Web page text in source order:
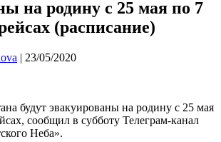
на родину с 25 мая по 7
(расписание)
| 23/05/2020
будут эвакуированы на родину с 25 мая
сообщил в субботу Телеграм-канал
Неба».